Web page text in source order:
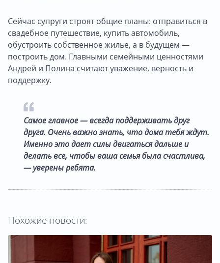
Сейчас супруги строят общие планы: отправиться в
свадебное путешествие, купить автомобиль,
обустроить собственное жилье, а в будущем —
построить дом. Главными семейными ценностями
Андрей и Полина считают уважение, верность и
поддержку.
Самое главное — всегда поддерживать друг
друга. Очень важно знать, что дома тебя ждут.
Именно это дает силы двигаться дальше и
делать все, чтобы ваша семья была счастлива,
— уверены ребята.
Похожие новости: